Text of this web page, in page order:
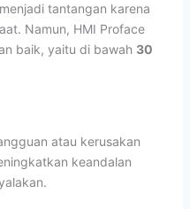
tantangan karena
Namun, HMI Proface
baik, yaitu di bawah 30
atau kerusakan
keandalan